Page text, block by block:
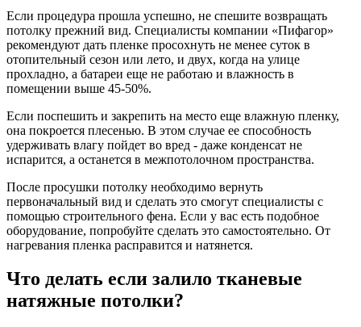
Если процедура прошла успешно, не спешите возвращать
потолку прежний вид. Специалисты компании «Пифагор»
рекомендуют дать пленке просохнуть не менее суток в
отопительный сезон или лето, и двух, когда на улице
прохладно, а батареи еще не работаю и влажность в
помещении выше 45-50%.
Если поспешить и закрепить на место еще влажную пленку,
она покроется плесенью. В этом случае ее способность
удерживать влагу пойдет во вред - даже конденсат не
испарится, а останется в межпотолочном пространства.
После просушки потолку необходимо вернуть
первоначальный вид и сделать это смогут специалисты с
помощью строительного фена. Если у вас есть подобное
оборудование, попробуйте сделать это самостоятельно. От
нагревания пленка расправится и натянется.
Что делать если залило тканевые
натяжные потолки?